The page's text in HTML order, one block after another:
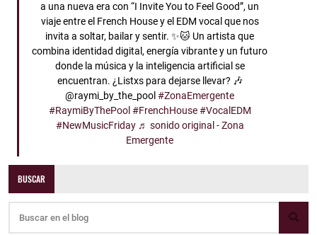
a una nueva era con “I Invite You to Feel Good”, un
viaje entre el French House y el EDM vocal que nos
invita a soltar, bailar y sentir. ✨🐱 Un artista que
combina identidad digital, energía vibrante y un futuro
donde la música y la inteligencia artificial se
encuentran. ¿Listxs para dejarse llevar? 🎶
@raymi_by_the_pool #ZonaEmergente
#RaymiByThePool #FrenchHouse #VocalEDM
#NewMusicFriday ♬ sonido original - Zona
Emergente
BUSCAR